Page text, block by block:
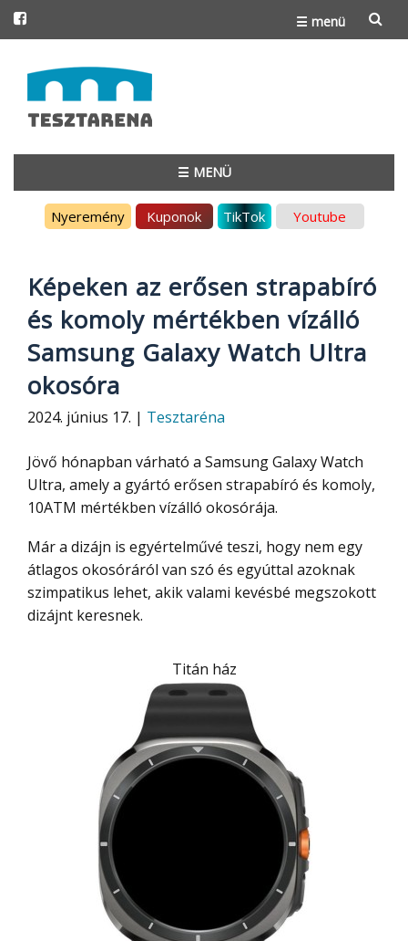
☰ menü
to
content
☰ MENÜ
Nyeremény Kuponok TikTok Youtube
Képeken az erősen strapabíró
és komoly mértékben vízálló
Samsung Galaxy Watch Ultra
okosóra
2024. június 17. | Tesztaréna
Jövő hónapban várható a Samsung Galaxy Watch
Ultra, amely a gyártó erősen strapabíró és komoly,
10ATM mértékben vízálló okosórája.
Már a dizájn is egyértelművé teszi, hogy nem egy
átlagos okosóráról van szó és egyúttal azoknak
szimpatikus lehet, akik valami kevésbé megszokott
dizájnt keresnek.
Titán ház